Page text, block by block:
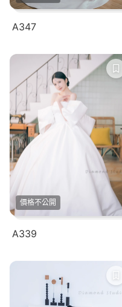
A347
價格不公開
A339